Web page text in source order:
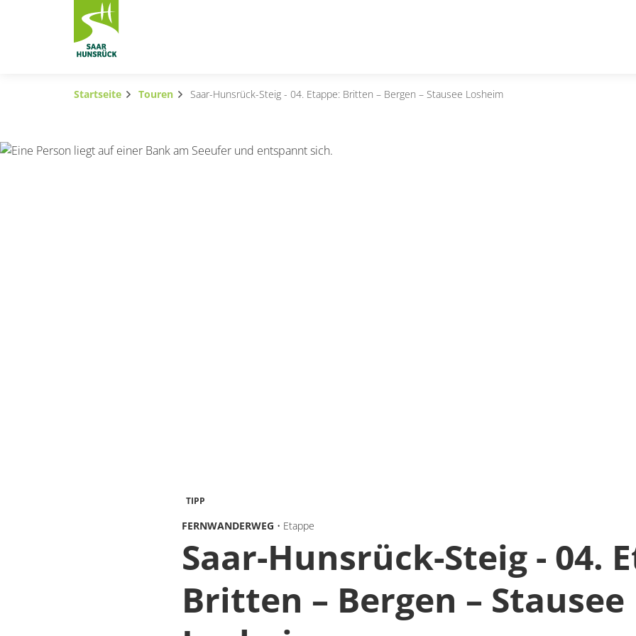
Zum Hauptinhalt springen
Startseite Touren Saar-Hunsrück-Steig - 04. Etappe: Britten – Bergen – Stausee Losheim
TIPP
FERNWANDERWEG • Etappe
Saar-Hunsrück-Steig - 04.
Britten – Bergen – Stausee